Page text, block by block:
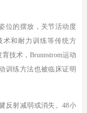
位的摆放，关节活动度
术和耐力训练等传统方
技术，Brunnstrom运动
训练方法也被临床证明
反射减弱或消失。48小